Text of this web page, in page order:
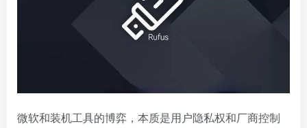
微软和装机工具的博弈，本质是用户隐私权和厂商控制